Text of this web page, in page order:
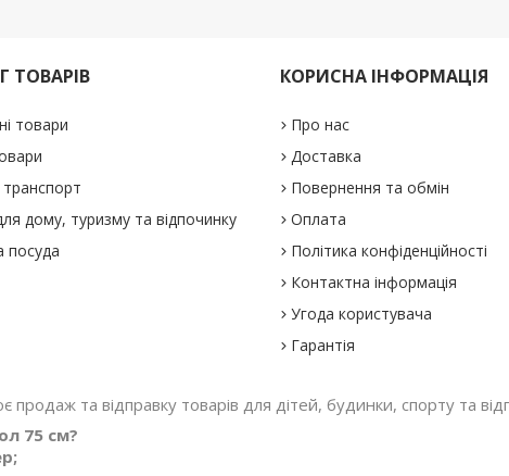
ТОВАРІВ
товари
дому, туризму та відпочинку
посуда
КОРИСНА ІНФОРМАЦІЯ
Про нас
Доставка
Повернення та обмін
Оплата
Політика конфіденційності
Контактна інформація
Угода користувача
Гарантія
продаж та відправку товарів для дітей, будинки, спорту та
75 см?